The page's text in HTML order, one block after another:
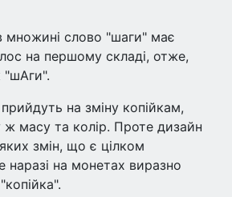
слово "шаги" має
на першому складі, отже,
"шАги".
на зміну копійкам,
ж масу та колір. Проте дизайн
змін, що є цілком
наразі на монетах виразно